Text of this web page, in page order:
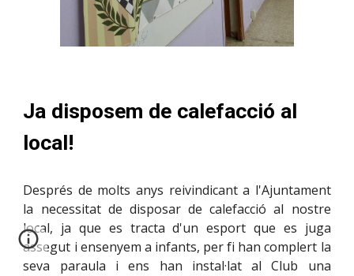
Ja disposem de calefacció al
local!
Després de molts anys reivindicant a l'Ajuntament
la necessitat de disposar de calefacció al nostre
local, ja que es tracta d'un esport que es juga
assegut i ensenyem a infants, per fi han complert la
seva paraula i ens han instal·lat al Club una